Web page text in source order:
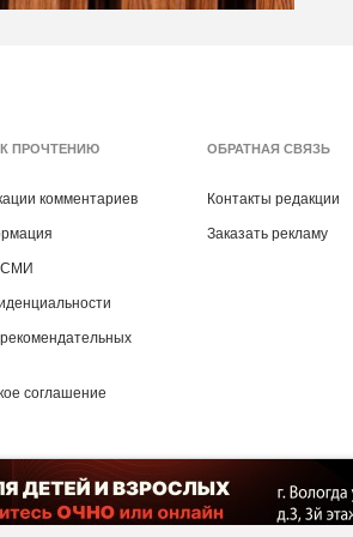
ПРОЧТЕНИЮ
комментариев
СМИ
соглашение
ОБРАТНАЯ СВЯЗЬ
Контакты редакции
Заказать рекламу
2026Рекламная группа «Медиа консалт»